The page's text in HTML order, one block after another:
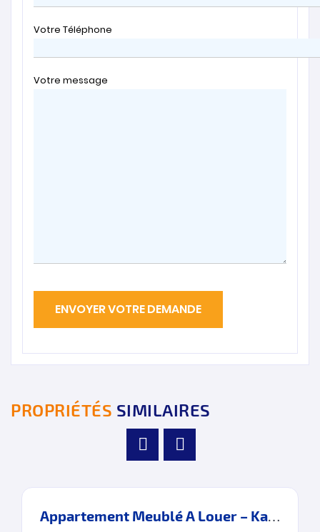
Votre Téléphone
Votre message
PROPRIÉTÉS SIMILAIRES
Appartement Meublé A Louer – Kawacim – Tanger